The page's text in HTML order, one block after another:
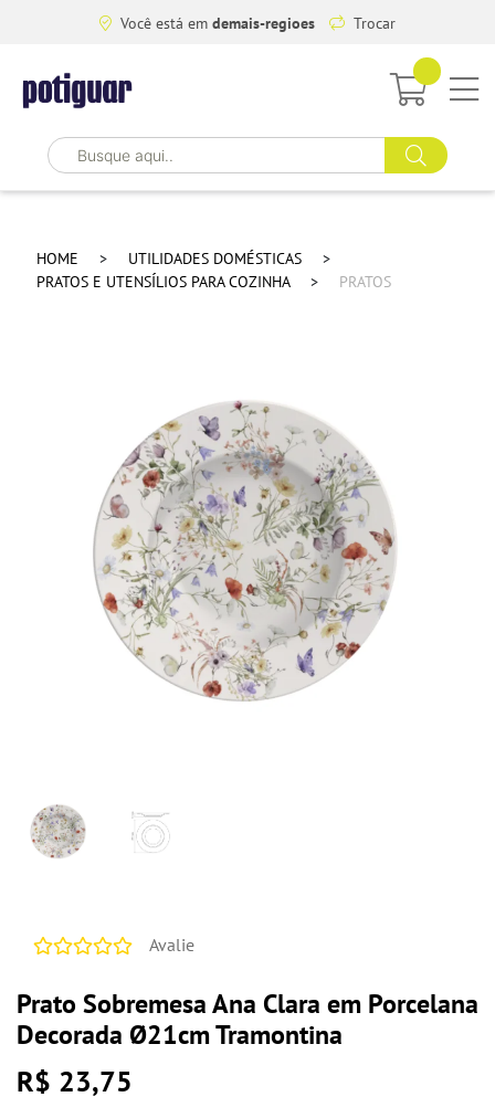
Você está em demais-regioes Trocar
HOME
UTILIDADES DOMÉSTICAS
PRATOS E UTENSÍLIOS PARA COZINHA
PRATOS
Avalie
Prato Sobremesa Ana Clara em Porcelana
Decorada Ø21cm Tramontina
R$ 23,75